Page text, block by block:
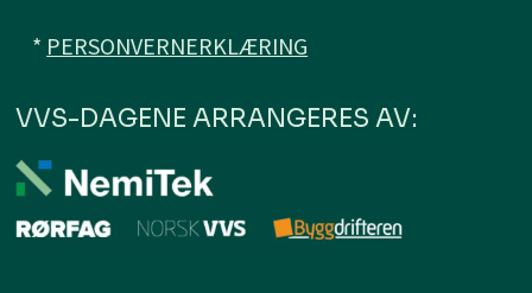
* PERSONVERNERKLÆRING
VVS-DAGENE ARRANGERES AV: